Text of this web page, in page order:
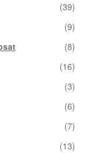
(39)
(9)
(8)
(16)
(3)
(6)
(7)
(13)